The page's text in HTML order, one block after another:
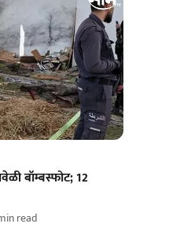
बॉम्बस्फोट; 12
read